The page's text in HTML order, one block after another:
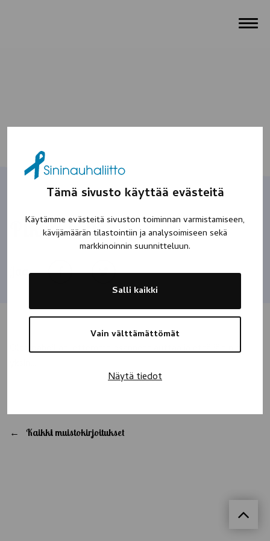
Tämä sivusto käyttää evästeitä
Käytämme evästeitä sivuston toiminnan varmistamiseen,
kävijämäärän tilastointiin ja analysoimiseen sekä
markkinoinnin suunnitteluun.
Vain välttämättömät
Salli kaikki
Näytä tiedot
Pikku-veli
Olen pahoillani ettemme osanneet auttaa ja että jäit niin
Kaikki muistokirjoitukset